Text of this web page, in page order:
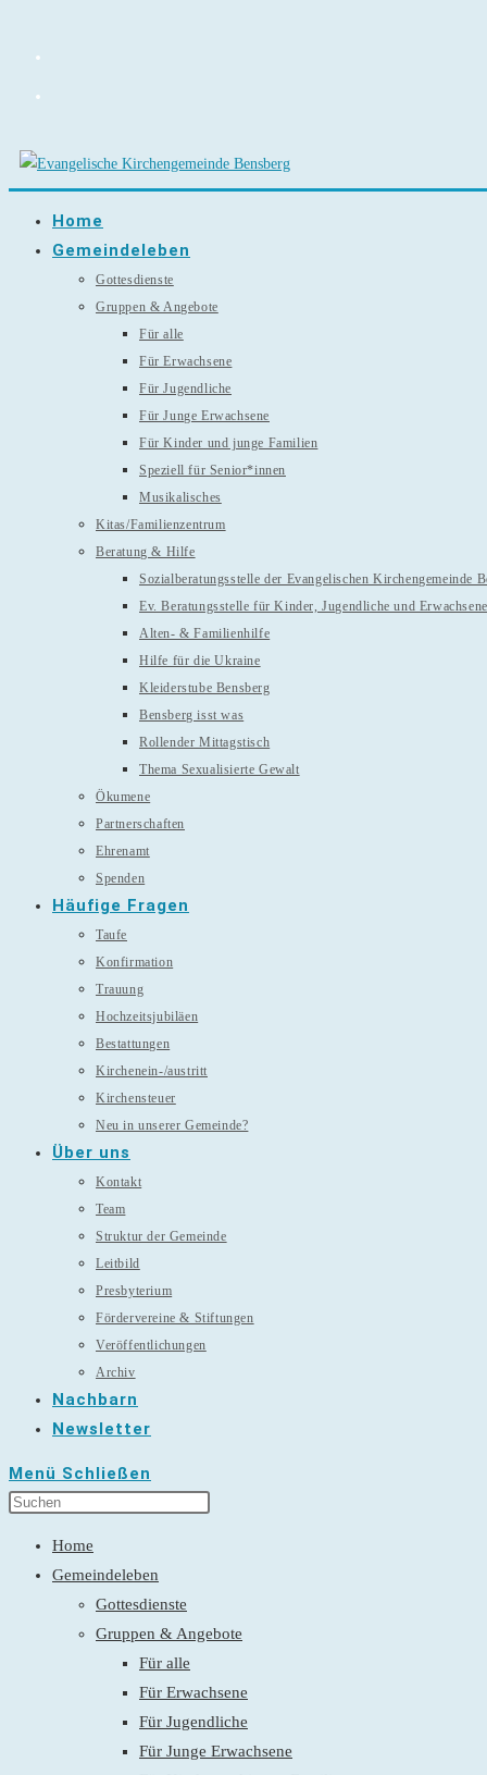
Home
Gemeindeleben
Gottesdienste
Gruppen & Angebote
Für alle
Für Erwachsene
Für Jugendliche
Für Junge Erwachsene
Für Kinder und junge Familien
Speziell für Senior*innen
Musikalisches
Kitas/Familienzentrum
Beratung & Hilfe
Sozialberatungsstelle der Evangelischen Kirchengemeinde
Ev. Beratungsstelle für Kinder, Jugendliche und Erwachsene
Alten- & Familienhilfe
Hilfe für die Ukraine
Kleiderstube Bensberg
Bensberg isst was
Rollender Mittagstisch
Thema Sexualisierte Gewalt
Ökumene
Partnerschaften
Ehrenamt
Spenden
Häufige Fragen
Taufe
Konfirmation
Trauung
Hochzeitsjubiläen
Bestattungen
Kirchenein-/austritt
Kirchensteuer
Neu in unserer Gemeinde?
Über uns
Kontakt
Team
Struktur der Gemeinde
Leitbild
Presbyterium
Fördervereine & Stiftungen
Veröffentlichungen
Archiv
Nachbarn
Newsletter
Menü Schließen
Home
Gemeindeleben
Gottesdienste
Gruppen & Angebote
Für alle
Für Erwachsene
Für Jugendliche
Für Junge Erwachsene